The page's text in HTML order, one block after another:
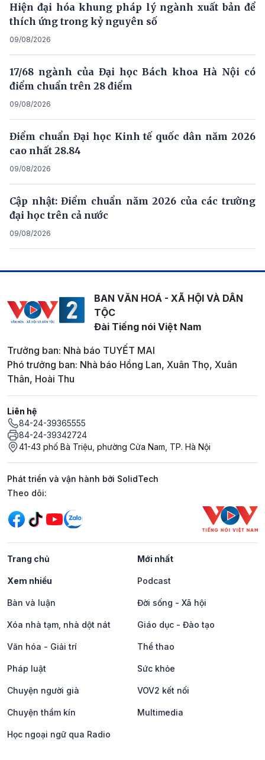
Hiện đại hóa khung pháp lý ngành xuất bản để
thích ứng trong kỷ nguyên số
09/08/2026
17/68 ngành của Đại học Bách khoa Hà Nội có
điểm chuẩn trên 28 điểm
09/08/2026
Điểm chuẩn Đại học Kinh tế quốc dân năm 2026
cao nhất 28.84
09/08/2026
Cập nhật: Điểm chuẩn năm 2026 của các trường
đại học trên cả nước
09/08/2026
BAN VĂN HOÁ - XÃ HỘI VÀ DÂN
TỘC
Đài Tiếng nói Việt Nam
Trưởng ban: Nhà báo TUYẾT MAI
Phó trưởng ban: Nhà báo Hồng Lan, Xuân Thọ, Xuân
Thân, Hoài Thu
Liên hệ
84-24-39365555
84-24-39342724
41-43 phố Bà Triệu, phường Cửa Nam, TP. Hà Nội
Phát triển và vận hành bởi SolidTech
Mạng xã hội
Theo dõi:
Trang chủ Mới nhất
Xem nhiều Podcast
Bàn và luận Đời sống - Xã hội
Xóa nhà tạm, nhà dột nát Giáo dục - Đào tạo
Văn hóa - Giải trí Thể thao
Pháp luật Sức khỏe
Chuyện người già VOV2 kết nối
Chuyện thầm kín Multimedia
Học ngoại ngữ qua Radio